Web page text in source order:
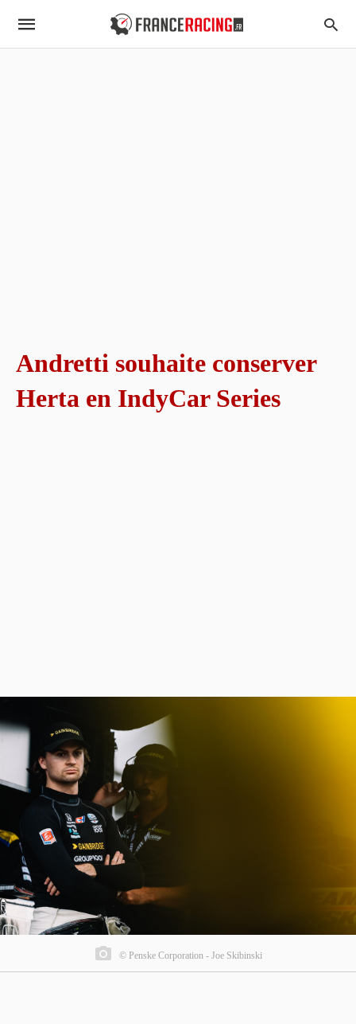
Andretti souhaite conserver
Herta en IndyCar Series
© Penske Corporation - Joe Skibinski